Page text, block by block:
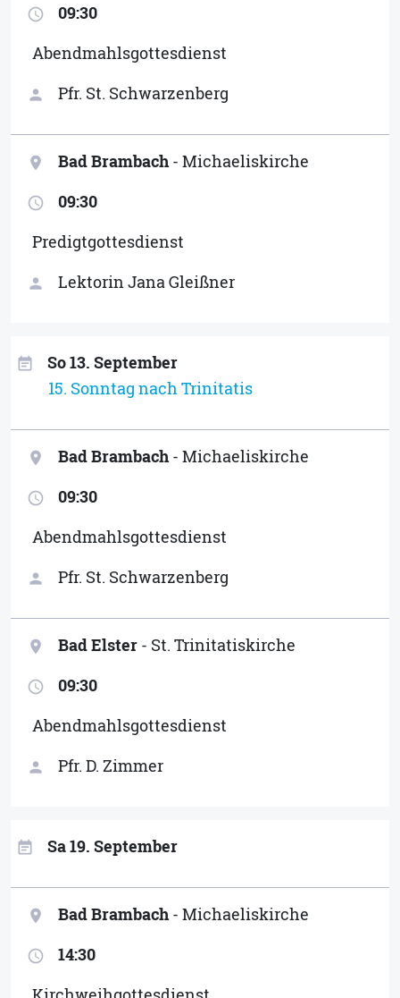
access_time
09:30
Abendmahlsgottesdienst
person Pfr. St. Schwarzenberg
location_on Bad Brambach - Michaeliskirche
access_time
09:30
Predigtgottesdienst
person Lektorin Jana Gleißner
event_note
So 13. September
15. Sonntag nach Trinitatis
location_on Bad Brambach - Michaeliskirche
access_time
09:30
Abendmahlsgottesdienst
person Pfr. St. Schwarzenberg
location_on Bad Elster - St. Trinitatiskirche
access_time
09:30
Abendmahlsgottesdienst
person Pfr. D. Zimmer
event_note Sa 19. September
location_on Bad Brambach - Michaeliskirche
access_time
14:30